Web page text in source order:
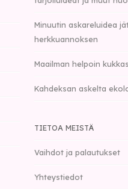
Minuutin askareluidea
herkkuannoksen
Maailman helpoin
Kahdeksan askelta
TIETOA MEISTÄ
Vaihdot ja palautukset
Yhteystiedot